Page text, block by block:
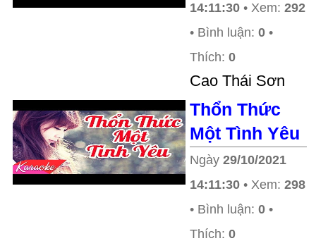
14:11:30 • Xem: 292
• Bình luận: 0 •
Thích: 0
Cao Thái Sơn
Thổn Thức
Một Tình Yêu
Ngày 29/10/2021
14:11:30 • Xem: 298
• Bình luận: 0 •
Thích: 0